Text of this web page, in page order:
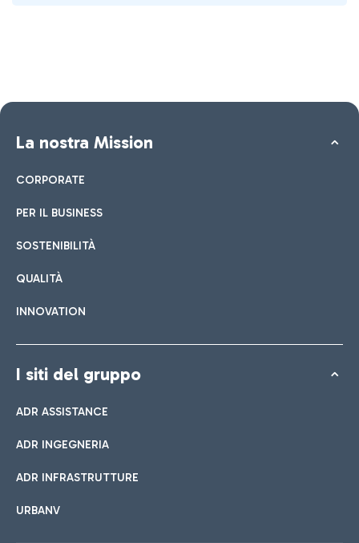
La nostra Mission
CORPORATE
PER IL BUSINESS
SOSTENIBILITÀ
QUALITÀ
INNOVATION
I siti del gruppo
ADR ASSISTANCE
ADR INGEGNERIA
ADR INFRASTRUTTURE
URBANV